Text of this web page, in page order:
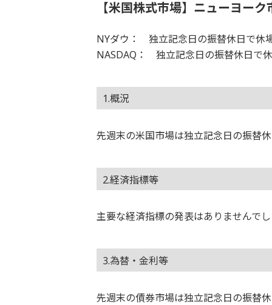
【米国株式市場】ニューヨーク
NYダウ： 独立記念日の振替休日で
NASDAQ： 独立記念日の振替休日で
1.概況
先週末の米国市場は独立記念日の振替
2.経済指標等
主要な経済指標の発表はありませんで
3.為替・金利等
先週末の債券市場は独立記念日の振替